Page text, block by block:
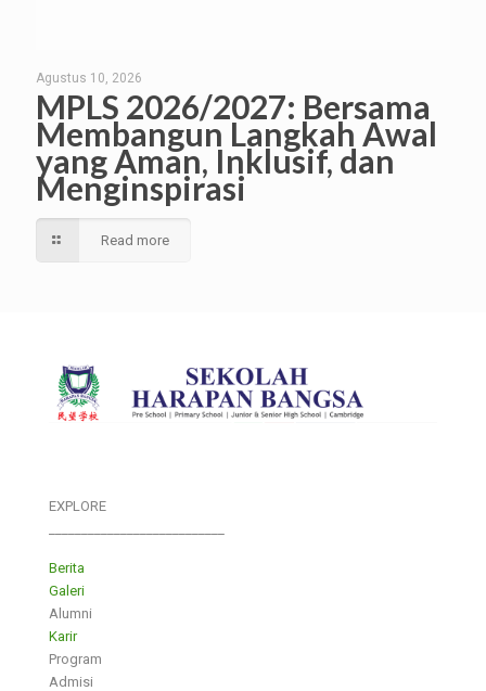
Agustus 10, 2026
MPLS 2026/2027: Bersama
Membangun Langkah Awal
yang Aman, Inklusif, dan
Menginspirasi
Read more
EXPLORE
Berita
Galeri
Alumni
Karir
Program
Admisi